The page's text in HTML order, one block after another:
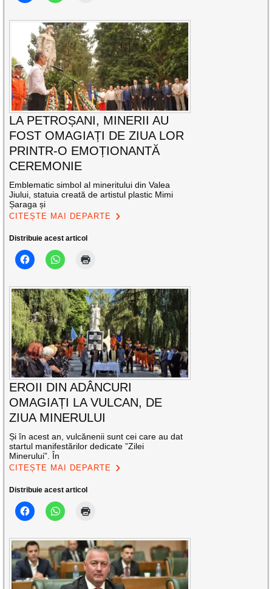
LA PETROȘANI, MINERII AU
FOST OMAGIAȚI DE ZIUA LOR
PRINTR-O EMOȚIONANTĂ
CEREMONIE
Emblematic simbol al mineritului din Valea
Jiului, statuia creată de artistul plastic Mimi
Șaraga și
CITEȘTE MAI DEPARTE
Distribuie acest articol
EROII DIN ADÂNCURI
OMAGIAȚI LA VULCAN, DE
ZIUA MINERULUI
Și în acest an, vulcănenii sunt cei care au dat
startul manifestărilor dedicate ”Zilei
Minerului”. În
CITEȘTE MAI DEPARTE
Distribuie acest articol